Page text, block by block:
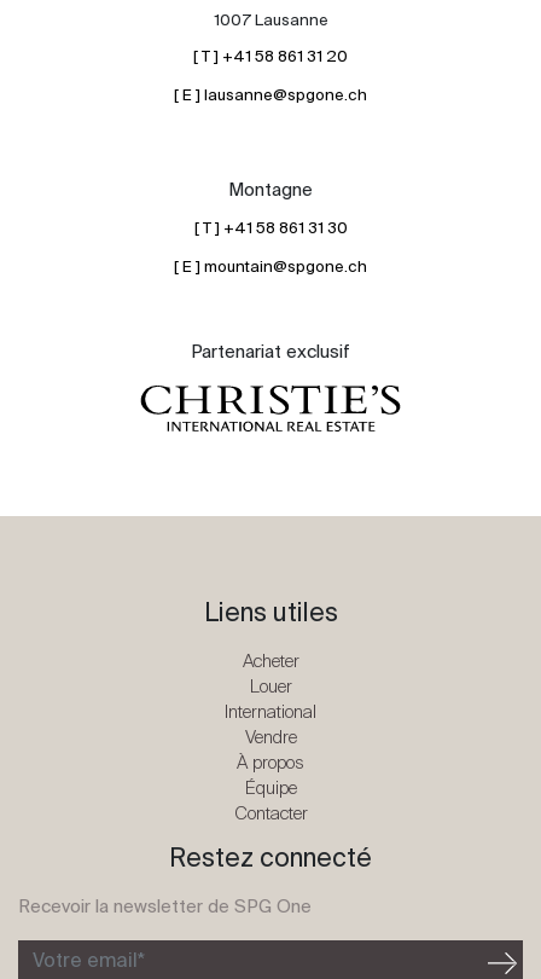
1007 Lausanne
[ T ] +41 58 861 31 20
[ E ] lausanne@spgone.ch
Montagne
[ T ] +41 58 861 31 30
[ E ] mountain@spgone.ch
Partenariat exclusif
Liens utiles
Acheter
Louer
International
Vendre
À propos
Équipe
Contacter
Restez connecté
Recevoir la newsletter de SPG One
Votre email*